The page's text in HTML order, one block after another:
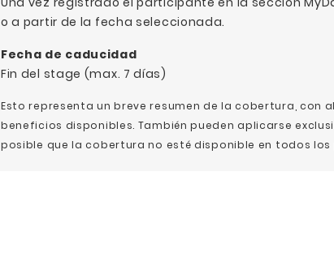
o a partir de la fecha seleccionada.
Fecha de caducidad
Fin del stage (max. 7 días)
Esto representa un breve resumen de la cobertura, con
beneficios disponibles. También pueden aplicarse
posible que la cobertura no esté disponible en todos los